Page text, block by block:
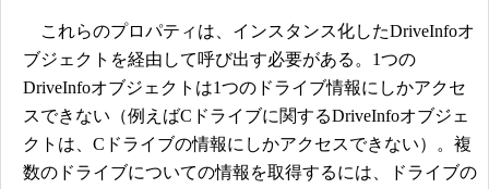
これらのプロパティは、インスタンス化したDriveInfoオ
ブジェクトを経由して呼び出す必要がある。1つの
DriveInfoオブジェクトは1つのドライブ情報にしかアクセ
スできない（例えばCドライブに関するDriveInfoオブジェ
クトは、Cドライブの情報にしかアクセスできない）。複
数のドライブについての情報を取得するには、ドライブの